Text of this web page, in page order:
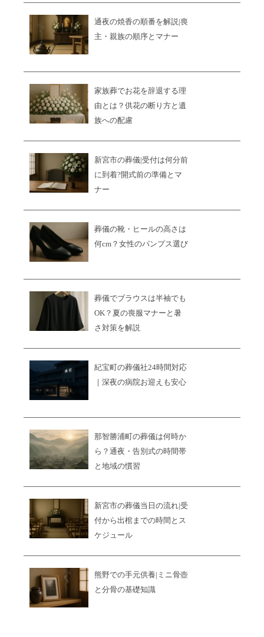
通夜の焼香の順番を解説|喪
主・親族の順序とマナー
家族葬でお花を辞退する理
由とは？供花の断り方と遺
族への配慮
新宮市の葬儀|受付は何分前
に到着?開式前の準備とマ
ナー
葬儀の靴・ヒールの高さは
何cm？女性のパンプス選び
葬儀でブラウスは半袖でも
OK？夏の喪服マナーと暑
さ対策を解説
紀宝町の葬儀社24時間対応
｜深夜の病院お迎えも安心
那智勝浦町の葬儀は何時か
ら？通夜・告別式の時間帯
と地域の慣習
新宮市の葬儀当日の流れ|受
付から出棺までの時間とス
ケジュール
熊野での手元供養|ミニ骨壺
と分骨の基礎知識